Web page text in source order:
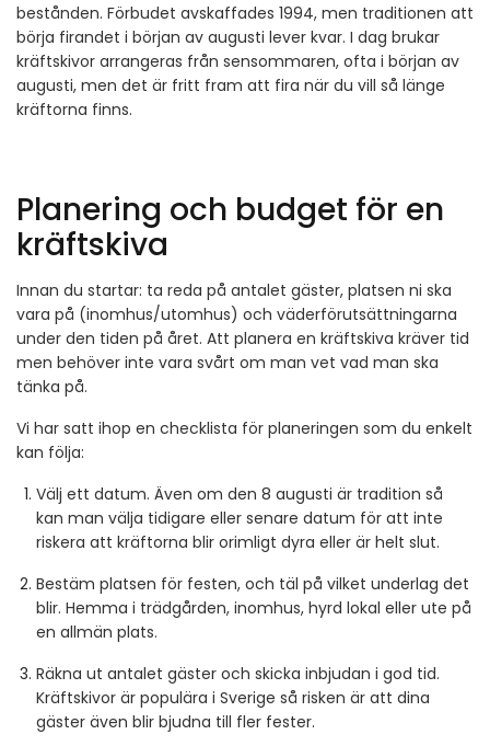
bestånden. Förbudet avskaffades 1994, men traditionen att
börja firandet i början av augusti lever kvar. I dag brukar
kräftskivor arrangeras från sensommaren, ofta i början av
augusti, men det är fritt fram att fira när du vill så länge
kräftorna finns.
Planering och budget för en
kräftskiva
Innan du startar: ta reda på antalet gäster, platsen ni ska
vara på (inomhus/utomhus) och väderförutsättningarna
under den tiden på året. Att planera en kräftskiva kräver tid
men behöver inte vara svårt om man vet vad man ska
tänka på.
Vi har satt ihop en checklista för planeringen som du enkelt
kan följa:
Välj ett datum. Även om den 8 augusti är tradition så
kan man välja tidigare eller senare datum för att inte
riskera att kräftorna blir orimligt dyra eller är helt slut.
Bestäm platsen för festen, och täl på vilket underlag det
blir. Hemma i trädgården, inomhus, hyrd lokal eller ute på
en allmän plats.
Räkna ut antalet gäster och skicka inbjudan i god tid.
Kräftskivor är populära i Sverige så risken är att dina
gäster även blir bjudna till fler fester.